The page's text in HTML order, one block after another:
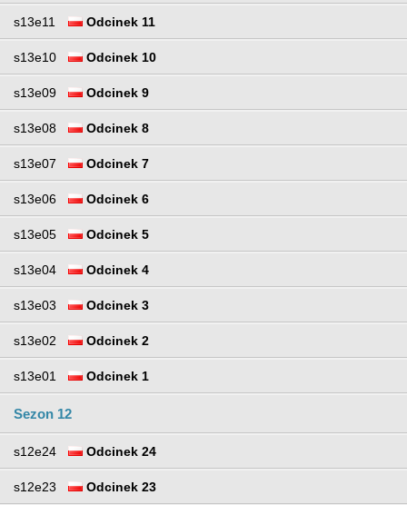
s13e11 Odcinek 11
s13e10 Odcinek 10
s13e09 Odcinek 9
s13e08 Odcinek 8
s13e07 Odcinek 7
s13e06 Odcinek 6
s13e05 Odcinek 5
s13e04 Odcinek 4
s13e03 Odcinek 3
s13e02 Odcinek 2
s13e01 Odcinek 1
Sezon 12
s12e24 Odcinek 24
s12e23 Odcinek 23